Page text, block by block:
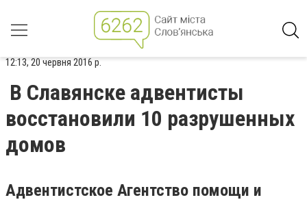
12:13, 20 червня 2016 р.
В Славянске адвентисты
восстановили 10 разрушенных
домов
Адвентистское Агентство помощи и